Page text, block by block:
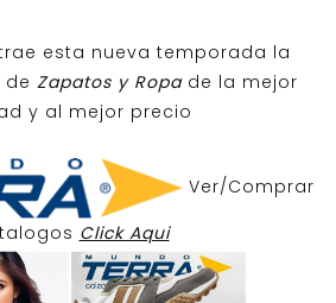
esta nueva temporada la
Zapatos y Ropa de la mejor
y al mejor precio
Ver/Comprar
Click Aqui